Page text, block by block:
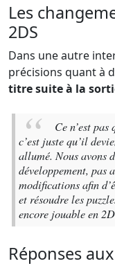
Les
2DS
Dans une autre
précisions quant à
titre suite à la
Ce n’est
c’est juste qu’il
allumé. Nous avons
développement, pas
modifications afin
et résoudre les
encore jouable en
Réponses